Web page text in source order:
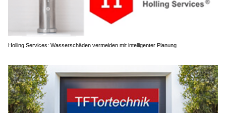
Holling Services: Wasserschäden vermeiden mit intelligenter Planung